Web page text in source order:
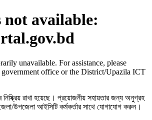
not available:
unavailable. For assistance, please
government office or the District/Upazila ICT
নিষ্ক্রিয় রাখা হয়েছে। প্রয়োজনীয় সহায়তার জন্য অনুগ্রহ
উপজেলা আইসিটি কর্মকর্তার সাথে যোগাযোগ করুন।